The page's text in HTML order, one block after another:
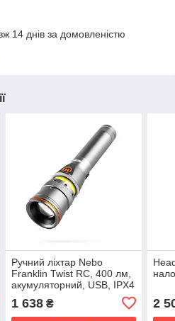
14 днів за домовленістю
Ручний ліхтар Nebo
Franklin Twist RC, 400 лм,
акумуляторний, USB, IPX4
1 638₴ 2